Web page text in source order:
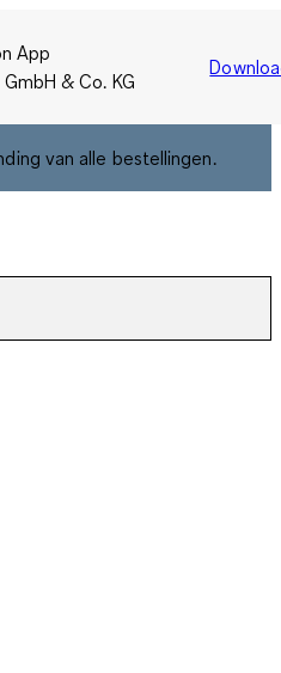
App
& Co. KG
van alle bestellingen.